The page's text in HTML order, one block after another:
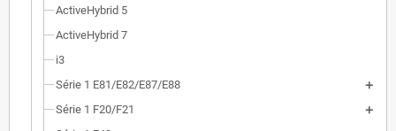
ActiveHybrid 5
ActiveHybrid 7
i3
Série 1 E81/E82/E87/E88
Série 1 F20/F21